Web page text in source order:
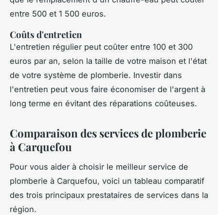
entre 500 et 1 500 euros.
Coûts d'entretien
L'entretien régulier peut coûter entre 100 et 300
euros par an, selon la taille de votre maison et l'état
de votre système de plomberie. Investir dans
l'entretien peut vous faire économiser de l'argent à
long terme en évitant des réparations coûteuses.
Comparaison des services de plomberie
à Carquefou
Pour vous aider à choisir le meilleur service de
plomberie à Carquefou, voici un tableau comparatif
des trois principaux prestataires de services dans la
région.